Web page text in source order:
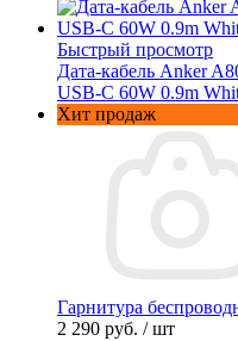
Быстрый просмотр
Дата-кабель Anker
USB-C 60W 0.9m
Хит продаж
Гарнитура
2 290 руб. / шт